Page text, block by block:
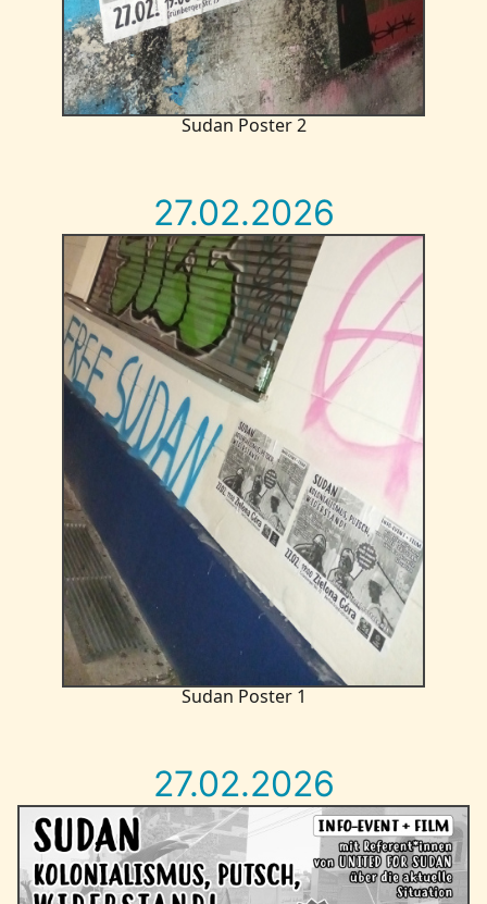
Sudan Poster 2
27.02.2026
Sudan Poster 1
27.02.2026